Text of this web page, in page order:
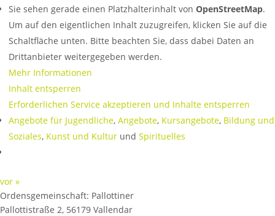
Sie sehen gerade einen Platzhalterinhalt von OpenStreetMap.
Um auf den eigentlichen Inhalt zuzugreifen, klicken Sie auf die
Schaltfläche unten. Bitte beachten Sie, dass dabei Daten an
Drittanbieter weitergegeben werden.
Mehr Informationen
Inhalt entsperren
Erforderlichen Service akzeptieren und Inhalte entsperren
Angebote für Jugendliche, Angebote, Kursangebote, Bildung und
Soziales, Kunst und Kultur und Spirituelles
vor »
Ordensgemeinschaft: Pallottiner
Pallottistraße 2, 56179 Vallendar